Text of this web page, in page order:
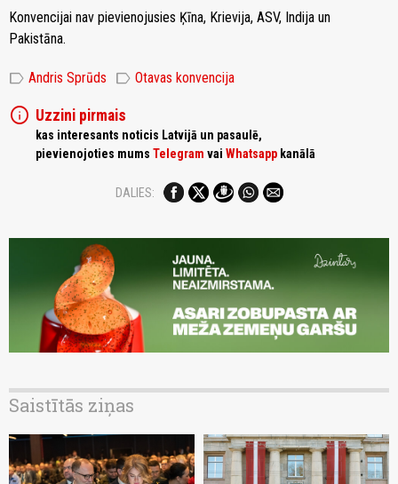
Konvencijai nav pievienojusies Ķīna, Krievija, ASV, Indija un
Pakistāna.
label Andris Sprūds label Otavas konvencija
info Uzzini pirmais
kas interesants noticis Latvijā un pasaulē,
pievienojoties mums Telegram vai Whatsapp kanālā
DALIES:
Saistītās ziņas